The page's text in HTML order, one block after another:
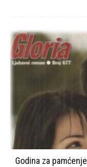
Godina za pamćenje